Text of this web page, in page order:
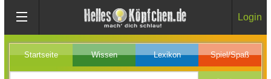
Login
Startseite Wissen Lexikon Spiel/Spaß